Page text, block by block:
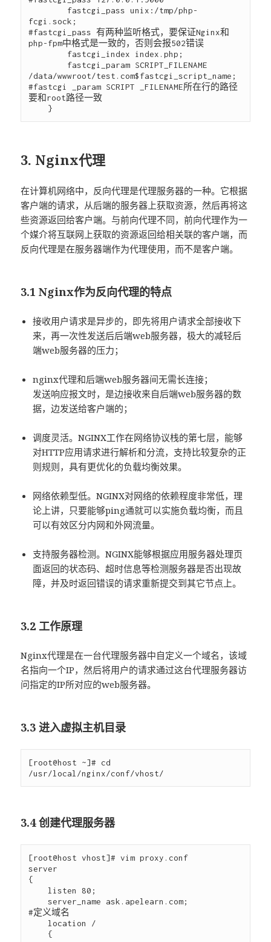
fcgi.sock;
#fastcgi_pass 有两种监听格式，要保证Nginx和
php-fpm中格式是一致的，否则会报502错误
/data/wwwroot/test.com$fastcgi_script_name;
#fastcgi _param SCRIPT _FILENAME所在行的路径
要和root路径一致
3. Nginx代理
在计算机网络中，反向代理是代理服务器的一种。它根据
客户端的请求，从后端的服务器上获取资源，然后再将这
些资源返回给客户端。与前向代理不同，前向代理作为一
个媒介将互联网上获取的资源返回给相关联的客户端，而
反向代理是在服务器端作为代理使用，而不是客户端。
3.1 Nginx作为反向代理的特点
接收用户请求是异步的，即先将用户请求全部接收下
来，再一次性发送后后端web服务器，极大的减轻后
端web服务器的压力；
nginx代理和后端web服务器间无需长连接；
发送响应报文时，是边接收来自后端web服务器的数
据，边发送给客户端的；
调度灵活。NGINX工作在网络协议栈的第七层，能够
对HTTP应用请求进行解析和分流，支持比较复杂的正
则规则，具有更优化的负载均衡效果。
网络依赖型低。NGINX对网络的依赖程度非常低，理
论上讲，只要能够ping通就可以实施负载均衡，而且
可以有效区分内网和外网流量。
支持服务器检测。NGINX能够根据应用服务器处理页
面返回的状态码、超时信息等检测服务器是否出现故
障，并及时返回错误的请求重新提交到其它节点上。
3.2 工作原理
Nginx代理是在一台代理服务器中自定义一个域名，该域
名指向一个IP，然后将用户的请求通过这台代理服务器访
问指定的IP所对应的web服务器。
3.3 进入虚拟主机目录
[root@host ~]# cd
3.4 创建代理服务器
[root@host vhost]# vim proxy.conf
server
{
    listen 80;
    server_name ask.apelearn.com;
#定义域名
    location /